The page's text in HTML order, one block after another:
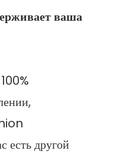
ваша
есть другой